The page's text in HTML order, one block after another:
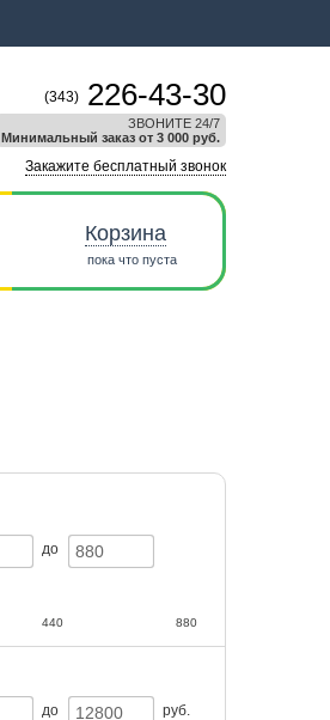
до
880
440
до руб.
(343) 226-43-30
ЗВОНИТЕ 24/7
Минимальный заказ от 3 000 руб.
Закажите бесплатный звонок
Корзина
пока что пуста